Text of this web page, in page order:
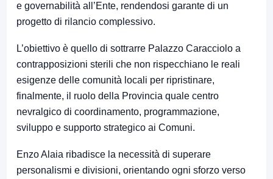
e governabilità all’Ente, rendendosi garante di un
progetto di rilancio complessivo.
L’obiettivo è quello di sottrarre Palazzo Caracciolo a
contrapposizioni sterili che non rispecchiano le reali
esigenze delle comunità locali per ripristinare,
finalmente, il ruolo della Provincia quale centro
nevralgico di coordinamento, programmazione,
sviluppo e supporto strategico ai Comuni.
Enzo Alaia ribadisce la necessità di superare
personalismi e divisioni, orientando ogni sforzo verso